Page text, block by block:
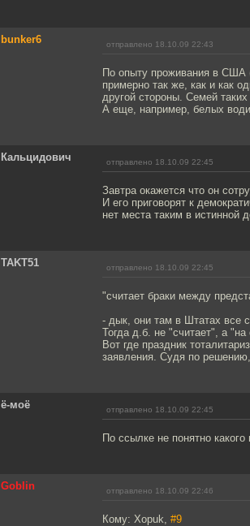
bunker6 отправлено 18.10.09 22:43
По опыту проживания в США
примерно так же, как и как
другой стороны. Семей
А еще, например, белых
Кальцидович отправлено 18.10.09 22:45
Завтра окажется что он
И его приговорят к
нет места таким в истинной
TAKT51 отправлено 18.10.09 22:45
"считает браки между
- дык, они там в Штатах все
Тогда д.б. не "считает", а "на
Вот где праздник
заявления. Судя по
ё-моё отправлено 18.10.09 22:45
По ссылке не понятно
Goblin отправлено 18.10.09 22:46
Кому: Xopuk, #9